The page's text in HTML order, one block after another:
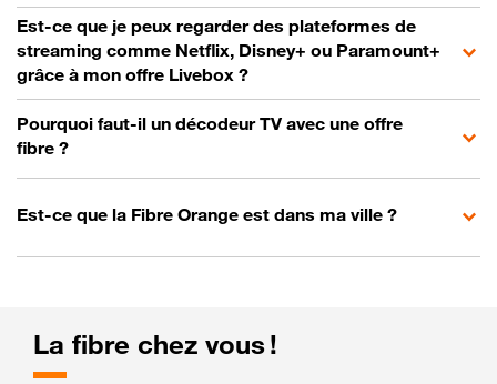
Est-ce que je peux regarder des plateformes de
streaming comme Netflix, Disney+ ou Paramount+
grâce à mon offre Livebox ?
Pourquoi faut-il un décodeur TV avec une offre
fibre ?
Est-ce que la Fibre Orange est dans ma ville ?
La fibre chez vous !